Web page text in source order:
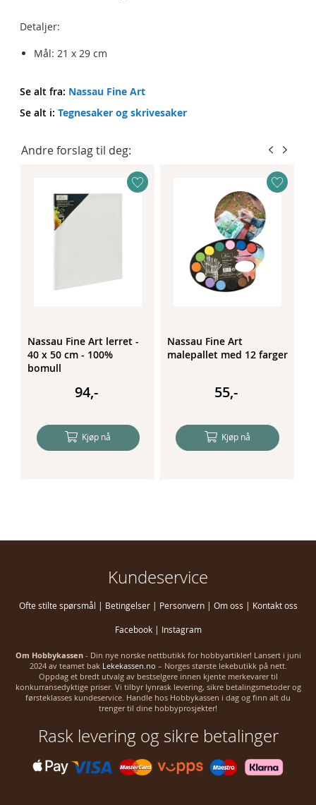
Detaljer:
Mål: 21 x 29 cm
Se alt fra: Nassau Fine Art
Se alt i:Tegnesaker og skrivesaker
Andre forslag til deg:
Nassau Fine Art lerret -
40 x 50 cm - 100%
bomull
94,-
Kjøp nå
Nassau Fine Art
malepallet med 12 farger
55,-
Kjøp nå
Kundeservice
Ofte stilte spørsmål | Betingelser| Personvern | Om oss | Kontakt oss
Facebook| Instagram
Om Hobbykassen- Din nye norske nettbutikk for hobbyartikler! Lansert i juni
2024 av teamet bak Lekekassen.no – Norges største lekebutikk på nett.
Oppdag et bredt utvalg av bestselgere innen kjente merkevarer til
konkurransedyktige priser. Vi tilbyr lynrask levering, sikre betalingsmetoder og
førsteklasses kundeservice. Handle hos Hobbykassen i dag og finn alt du
trenger til dine hobbyprosjekter!
Rask levering og sikre betalinger